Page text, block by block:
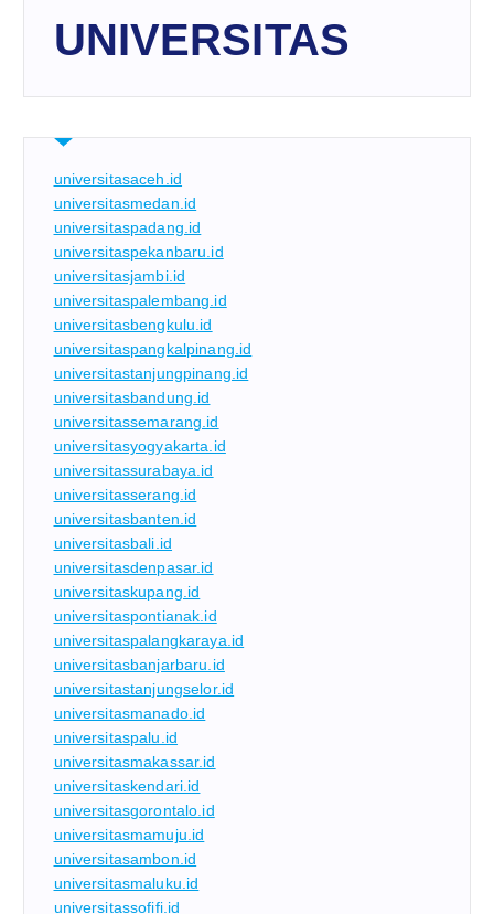
UNIVERSITAS
universitasaceh.id
universitasmedan.id
universitaspadang.id
universitaspekanbaru.id
universitasjambi.id
universitaspalembang.id
universitasbengkulu.id
universitaspangkalpinang.id
universitastanjungpinang.id
universitasbandung.id
universitassemarang.id
universitasyogyakarta.id
universitassurabaya.id
universitasserang.id
universitasbanten.id
universitasbali.id
universitasdenpasar.id
universitaskupang.id
universitaspontianak.id
universitaspalangkaraya.id
universitasbanjarbaru.id
universitastanjungselor.id
universitasmanado.id
universitaspalu.id
universitasmakassar.id
universitaskendari.id
universitasgorontalo.id
universitasmamuju.id
universitasambon.id
universitasmaluku.id
universitassofifi.id